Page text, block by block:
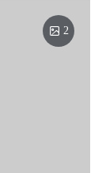
2